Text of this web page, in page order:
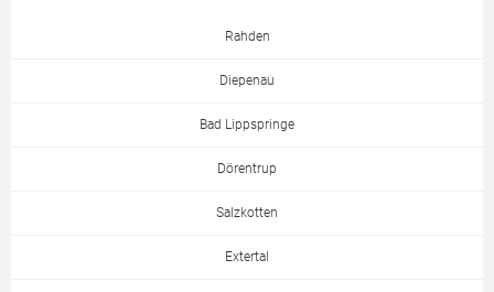
Rahden
Diepenau
Bad Lippspringe
Dörentrup
Salzkotten
Extertal